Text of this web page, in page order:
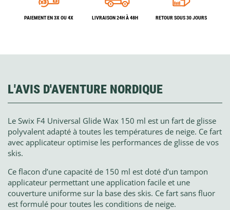
PAIEMENT EN 3X OU 4X LIVRAISON 24H À 48H RETOUR SOUS 30 JOURS
L'AVIS D'AVENTURE NORDIQUE
Le Swix F4 Universal Glide Wax 150 ml est un fart de glisse
polyvalent adapté à toutes les températures de neige. Ce fart
avec applicateur optimise les performances de glisse de vos
skis.
Ce flacon d’une capacité de 150 ml est doté d’un tampon
applicateur permettant une application facile et une
couverture uniforme sur la base des skis. Ce fart sans fluor
est formulé pour toutes les conditions de neige.